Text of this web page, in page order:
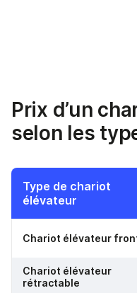
Prix d’un
selon les
Type de chariot
élévateur
Chariot élévateur
Chariot élévateur
rétractable